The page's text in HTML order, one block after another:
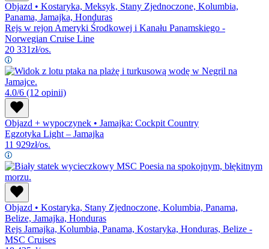
Objazd • Kostaryka, Meksyk, Stany Zjednoczone, Kolumbia,
Panama, Jamajka, Honduras
Rejs w rejon Ameryki Środkowej i Kanału Panamskiego -
Norwegian Cruise Line
20 331zł/os.
4.0/6 (12 opinii)
Objazd + wypoczynek • Jamajka: Cockpit Country
Egzotyka Light – Jamajka
11 929zł/os.
Objazd • Kostaryka, Stany Zjednoczone, Kolumbia, Panama,
Belize, Jamajka, Honduras
Rejs Jamajka, Kolumbia, Panama, Kostaryka, Honduras, Belize -
MSC Cruises